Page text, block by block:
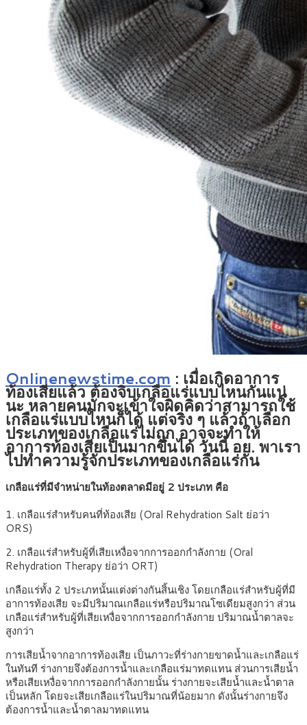
Onlinenewstime.com : เมื่อเกิดอาการ
ท้องเสียแล้ว ต้องจิบเกลือแร่แบบไหนกันแน่
นะ หลายคนมักจะเข้าใจผิดคิดว่าสามารถใช้
เกลือแร่แบบไหนก็ได้ แต่จริง ๆ แล้วถ้าเลือก
ประเภทของเกลือแร่ไม่ถูก อาจจะทำให้
อาการท้องเสียเป็นมากขึ้นได้ วันนี้ อย. พาเรา
ไปทำความรู้จักประเภทของเกลือแร่กัน
เกลือแร่ที่มีจำหน่ายในท้องตลาดมีอยู่ 2 ประเภท คือ
1. เกลือแร่สำหรับคนที่ท้องเสีย (Oral Rehydration Salt ย่อว่า
ORS)
2. เกลือแร่สำหรับผู้ที่เสียเหงื่อจากการออกกำลังกาย (Oral
Rehydration Therapy ย่อว่า ORT)
เกลือแร่ทั้ง 2 ประเภทนั้นแต่งต่างกันสิ้นเชิง โดยเกลือแร่สำหรับผู้ที่มี
อาการท้องเสีย จะมีปริมาณเกลือแร่หรือปริมาณโซเดียมสูงกว่า ส่วน
เกลือแร่สำหรับผู้ที่เสียเหงื่อจากการออกกำลังกาย ปริมาณน้ำตาลจะ
สูงกว่า
การเสียน้ำจากอาการท้องเสีย เป็นภาวะที่ร่างกายขาดน้ำและเกลือแร่
ในทันที ร่างกายจึงต้องการน้ำและเกลือแร่มาทดแทน ส่วนการเสียน้ำ
หรือเสียเหงื่อจากการออกกำลังกายนั้น ร่างกายจะเสียน้ำและน้ำตาล
เป็นหลัก โดยจะเสียเกลือแร่ในปริมาณที่น้อยมาก ดังนั้นร่างกายจึง
ต้องการน้ำและน้ำตาลมาทดแทน